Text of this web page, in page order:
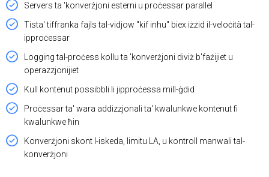
Servers ta 'konverżjoni esterni u proċessar parallel
Tista' tiffranka fajls tal-vidjow "kif inhu" biex iżżid il-veloċità tal-
ipproċessar
Logging tal-proċess kollu ta 'konverżjoni diviż b'fażijiet u
operazzjonijiet
Kull kontenut possibbli li jipproċessa mill-ġdid
Proċessar ta' wara addizzjonali ta' kwalunkwe kontenut fi
kwalunkwe ħin
Konverżjoni skont l-iskeda, limitu LA, u kontroll manwali tal-
konverżjoni